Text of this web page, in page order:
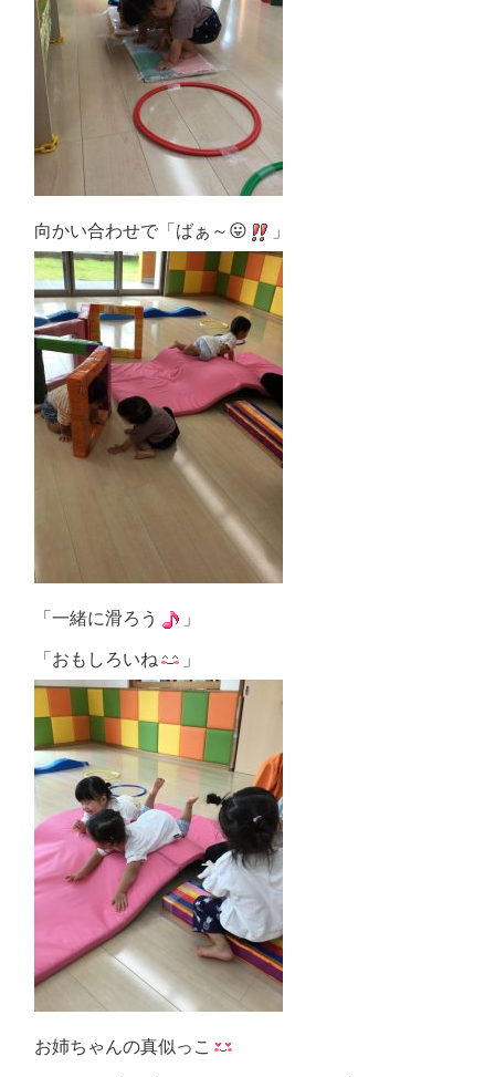
向かい合わせで「ばぁ～😛 」
「一緒に滑ろう 」
「おもしろいね 」
お姉ちゃんの真似っこ